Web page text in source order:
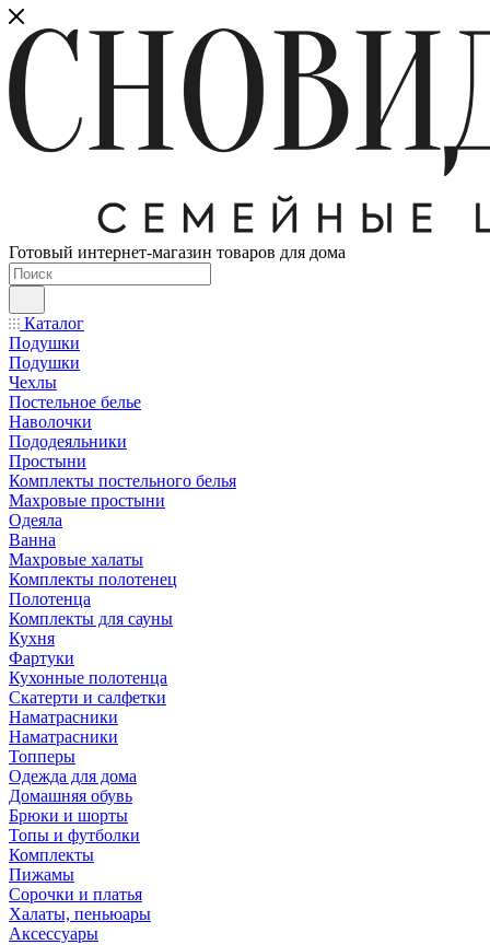
Готовый интернет-магазин товаров для дома
Каталог
Подушки
Подушки
Чехлы
Постельное белье
Наволочки
Пододеяльники
Простыни
Комплекты постельного белья
Махровые простыни
Одеяла
Ванна
Махровые халаты
Комплекты полотенец
Полотенца
Комплекты для сауны
Кухня
Фартуки
Кухонные полотенца
Скатерти и салфетки
Наматрасники
Наматрасники
Топперы
Одежда для дома
Домашняя обувь
Брюки и шорты
Топы и футболки
Комплекты
Пижамы
Сорочки и платья
Халаты, пеньюары
Аксессуары